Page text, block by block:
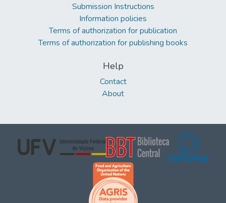
Submission Instructions
Information policies
Terms of authorization for publication
Terms of authorization for publishing books
Help
Contact
About